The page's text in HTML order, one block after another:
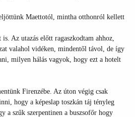
Maettotól, mintha otthonról kellett
Az utazás előtt ragaszkodtam ahhoz,
valahol vidéken, mindentől távol, de így
milyen hálás vagyok, hogy ezt a hotelt
Firenzébe. Az úton végig csak
hogy a képeslap toszkán táj tényleg
a szűk szerpentinen a buszsofőr hogy